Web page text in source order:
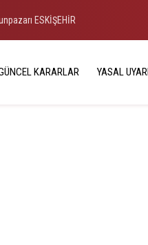
ESKİŞEHİR
KARARLAR YASAL UYARI